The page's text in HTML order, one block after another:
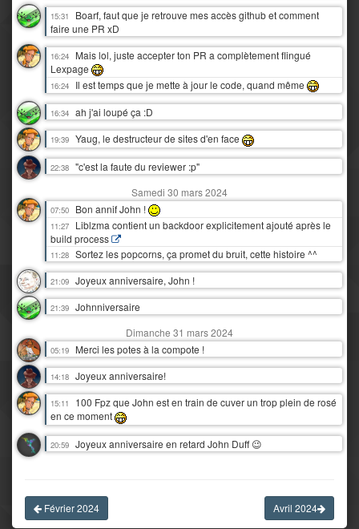
15:31
Boarf, faut que je retrouve mes accès github et comment
faire une PR xD
16:24
Mais lol, juste accepter ton PR a complètement flingué
Lexpage
16:24 Il est temps que je mette à jour le code, quand même
16:34 ah j'ai loupé ça :D
19:39 Yaug, le destructeur de sites d'en face
22:38 "c'est la faute du reviewer :p"
Samedi 30 mars 2024
07:50 Bon annif John !
11:27
Liblzma contient un backdoor explicitement ajouté après le
build process
11:28 Sortez les popcorns, ça promet du bruit, cette histoire ^^
21:09 Joyeux anniversaire, John !
21:39 Johnniversaire
Dimanche 31 mars 2024
05:19 Merci les potes à la compote !
14:18 Joyeux anniversaire!
15:11
100 Fpz que John est en train de cuver un trop plein de rosé
en ce moment
20:59 Joyeux anniversaire en retard John Duff 😉
Février 2024 Avril 2024